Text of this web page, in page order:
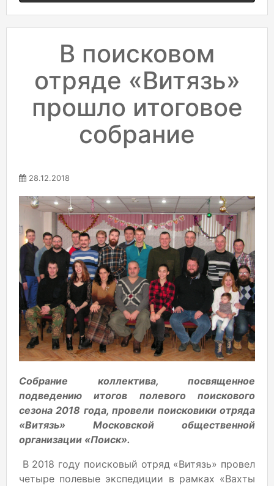
В поисковом
отряде «Витязь»
прошло итоговое
собрание
28.12.2018
Собрание коллектива, посвященное
подведению итогов полевого поискового
сезона 2018 года, провели поисковики отряда
«Витязь» Московской общественной
организации «Поиск».
В 2018 году поисковый отряд «Витязь» провел
четыре полевые экспедиции в рамках «Вахты